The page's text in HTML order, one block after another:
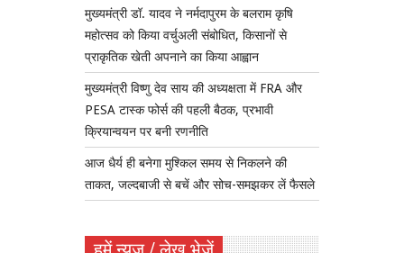
मुख्यमंत्री डॉ. यादव ने नर्मदापुरम के बलराम कृषि
महोत्सव को किया वर्चुअली संबोधित, किसानों से
प्राकृतिक खेती अपनाने का किया आह्वान
मुख्यमंत्री विष्णु देव साय की अध्यक्षता में FRA और
PESA टास्क फोर्स की पहली बैठक, प्रभावी
क्रियान्वयन पर बनी रणनीति
आज धैर्य ही बनेगा मुश्किल समय से निकलने की
ताकत, जल्दबाजी से बचें और सोच-समझकर लें फैसले